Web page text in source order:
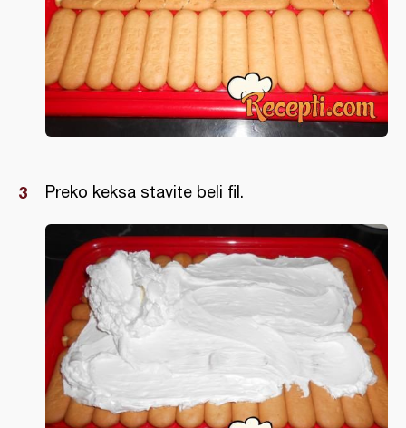
Preko keksa stavite beli fil.